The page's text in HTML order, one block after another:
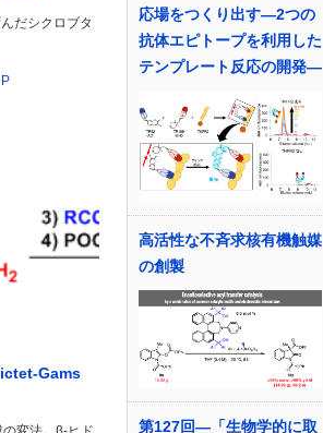
だシクロブタ
P
Gams
応場をつくり出す―2つの
抗体エピトープを利用した
テンプレート反応の開発―
高活性な不斉求核有機触媒
の創製
第127回―「生物学的に取